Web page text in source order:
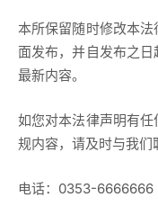
本所保留随时修改本
面发布，并自发布之
最新内容。
如您对本法律声明有
规内容，请及时与我们
电话：0353-6666666